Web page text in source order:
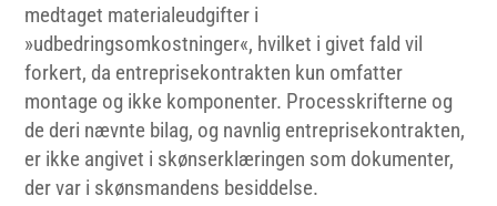
medtaget materialeudgifter i
»udbedringsomkostninger«, hvilket i givet fald vil
forkert, da entreprisekontrakten kun omfatter
montage og ikke komponenter. Processkrifterne og
de deri nævnte bilag, og navnlig entreprisekontrakten,
er ikke angivet i skønserklæringen som dokumenter,
der var i skønsmandens besiddelse.